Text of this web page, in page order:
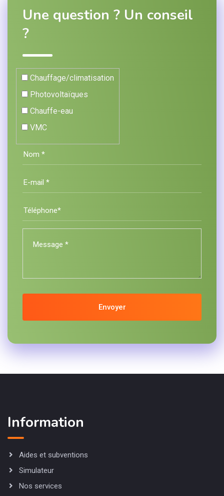
Une question ? Un conseil
?
Chauffage/climatisation
Photovoltaïques
Chauffe-eau
VMC
Envoyer
Information
Aides et subventions
Simulateur
Nos services